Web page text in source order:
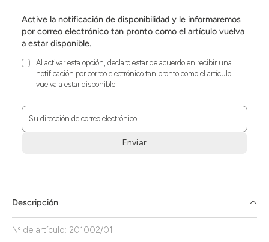
Active la notificación de disponibilidad y le informaremos
por correo electrónico tan pronto como el artículo vuelva
a estar disponible.
Al activar esta opción, declaro estar de acuerdo en recibir una
notificación por correo electrónico tan pronto como el artículo
vuelva a estar disponible
Su dirección de correo electrónico
Enviar
die
Zustimmung
aktivieren.
Descripción
Nº de artículo: 201002/01